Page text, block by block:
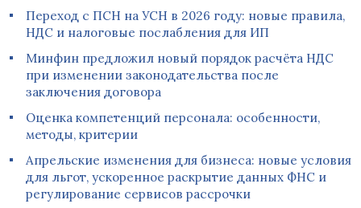
Переход с ПСН на УСН в 2026 году: новые правила,
НДС и налоговые послабления для ИП
Минфин предложил новый порядок расчёта НДС
при изменении законодательства после
заключения договора
Оценка компетенций персонала: особенности,
методы, критерии
Апрельские изменения для бизнеса: новые условия
для льгот, ускоренное раскрытие данных ФНС и
регулирование сервисов рассрочки